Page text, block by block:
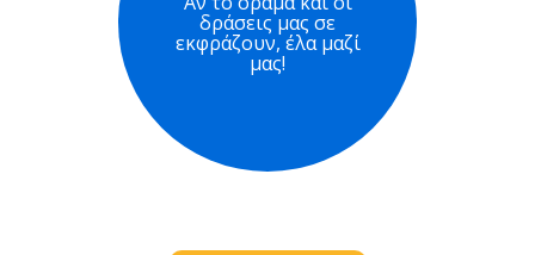
δράσεις μας σε
εκφράζουν, έλα μαζί
μας!